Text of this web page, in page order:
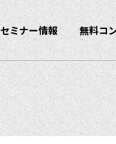
セミナー情報 無料コ